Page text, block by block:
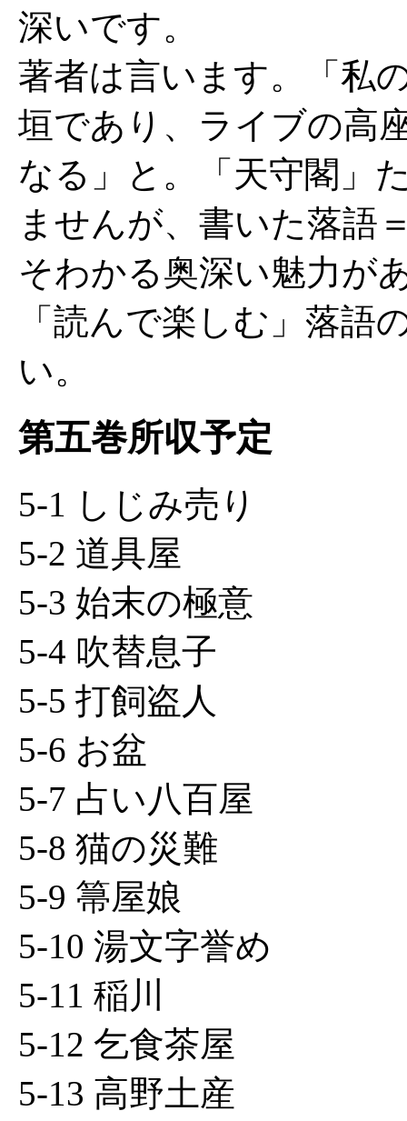
深いです。
著者は言います。「私
垣であり、ライブの高
なる」と。「天守閣」
ませんが、書いた落語
そわかる奥深い魅力が
「読んで楽しむ」落語
い。
第五巻所収予定
5-1 しじみ売り
5-2 道具屋
5-3 始末の極意
5-4 吹替息子
5-5 打飼盗人
5-6 お盆
5-7 占い八百屋
5-8 猫の災難
5-9 箒屋娘
5-10 湯文字誉め
5-11 稲川
5-12 乞食茶屋
5-13 高野土産